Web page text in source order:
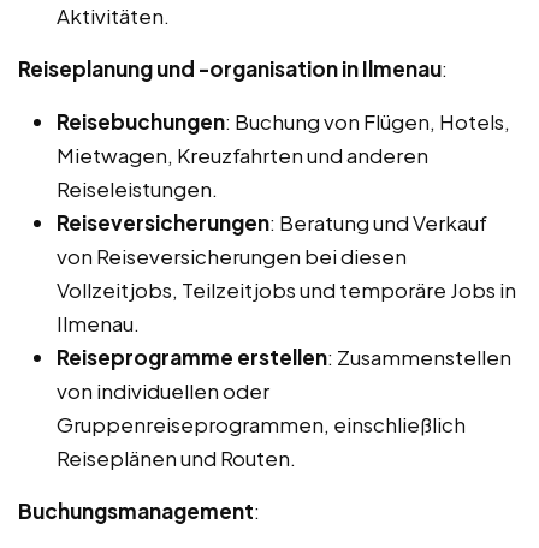
Aktivitäten.
Reiseplanung und -organisation in Ilmenau:
Reisebuchungen: Buchung von Flügen, Hotels,
Mietwagen, Kreuzfahrten und anderen
Reiseleistungen.
Reiseversicherungen: Beratung und Verkauf
von Reiseversicherungen bei diesen
Vollzeitjobs, Teilzeitjobs und temporäre Jobs in
Ilmenau.
Reiseprogramme erstellen: Zusammenstellen
von individuellen oder
Gruppenreiseprogrammen, einschließlich
Reiseplänen und Routen.
Buchungsmanagement: